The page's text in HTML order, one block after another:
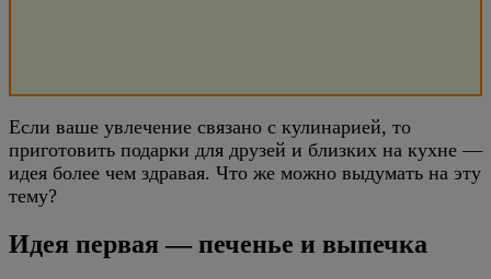
Если ваше увлечение связано с кулинарией, то
приготовить подарки для друзей и близких на кухне —
идея более чем здравая. Что же можно выдумать на эту
тему?
Идея первая — печенье и выпечка